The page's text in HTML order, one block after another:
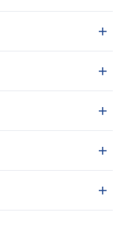
＋
＋
＋
＋
＋